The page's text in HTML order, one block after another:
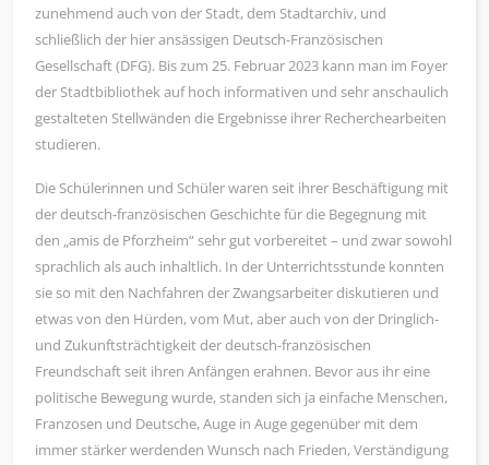
zunehmend auch von der Stadt, dem Stadtarchiv, und
schließlich der hier ansässigen Deutsch-Französischen
Gesellschaft (DFG). Bis zum 25. Februar 2023 kann man im Foyer
der Stadtbibliothek auf hoch informativen und sehr anschaulich
gestalteten Stellwänden die Ergebnisse ihrer Recherchearbeiten
studieren.
Die Schülerinnen und Schüler waren seit ihrer Beschäftigung mit
der deutsch-französischen Geschichte für die Begegnung mit
den „amis de Pforzheim“ sehr gut vorbereitet – und zwar sowohl
sprachlich als auch inhaltlich. In der Unterrichtsstunde konnten
sie so mit den Nachfahren der Zwangsarbeiter diskutieren und
etwas von den Hürden, vom Mut, aber auch von der Dringlich-
und Zukunftsträchtigkeit der deutsch-französischen
Freundschaft seit ihren Anfängen erahnen. Bevor aus ihr eine
politische Bewegung wurde, standen sich ja einfache Menschen,
Franzosen und Deutsche, Auge in Auge gegenüber mit dem
immer stärker werdenden Wunsch nach Frieden, Verständigung